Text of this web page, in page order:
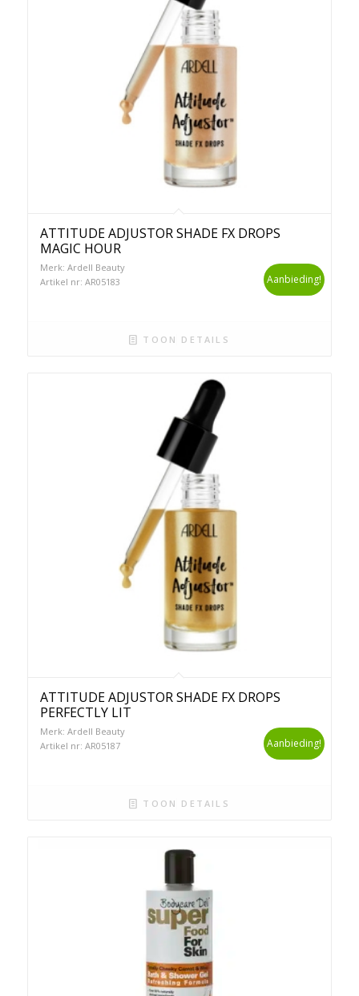
ATTITUDE ADJUSTOR SHADE FX DROPS
MAGIC HOUR
Merk: Ardell Beauty
Artikel nr: AR05183
Aanbieding!
TOON DETAILS
ATTITUDE ADJUSTOR SHADE FX DROPS
PERFECTLY LIT
Merk: Ardell Beauty
Artikel nr: AR05187
Aanbieding!
TOON DETAILS